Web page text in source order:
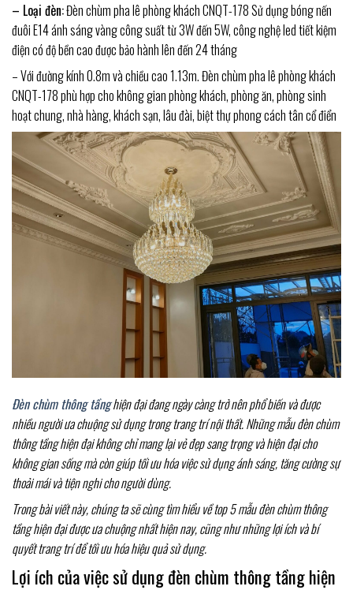
– Loại đèn:Đèn chùm pha lê phòng khách CNQT-178 Sử dụng bóng nến
đuôi E14 ánh sáng vàng công suất từ 3W đến 5W, công nghệ led tiết kiệm
điện có độ bền cao được bảo hành lên đến 24 tháng
– Với đường kính 0.8m và chiều cao 1.13m. Đèn chùm pha lê phòng khách
CNQT-178 phù hợp cho không gian phòng khách, phòng ăn, phòng sinh
hoạt chung, nhà hàng, khách sạn, lâu đài, biệt thự phong cách tân cổ điển
Đèn chùm thông tầnghiện đại đang ngày càng trở nên phổ biến và được
nhiều người ưa chuộng sử dụng trong trang trí nội thất. Những mẫu đèn chùm
thông tầng hiện đại không chỉ mang lại vẻ đẹp sang trọng và hiện đại cho
không gian sống mà còn giúp tối ưu hóa việc sử dụng ánh sáng, tăng cường sự
thoải mái và tiện nghi cho người dùng.
Trong bài viết này, chúng ta sẽ cùng tìm hiểu về top 5 mẫu đèn chùm thông
tầng hiện đại được ưa chuộng nhất hiện nay, cũng như những lợi ích và bí
quyết trang trí để tối ưu hóa hiệu quả sử dụng.
Lợi ích của việc sử dụng đèn chùm thông tầng hiện